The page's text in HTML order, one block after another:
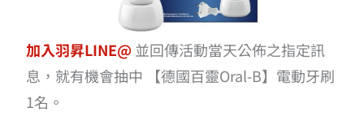
加入羽昇LINE@ 並回傳活動當天公佈之指定訊
息，就有機會抽中 【德國百靈Oral-B】電動牙刷
1名。